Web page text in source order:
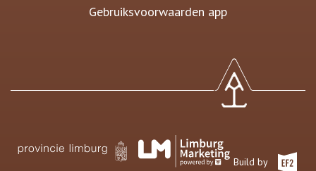
Gebruiksvoorwaarden app
Build by